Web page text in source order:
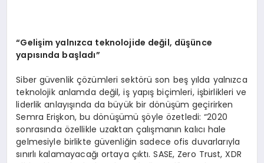
“Gelişim yalnızca teknolojide değil, düşünce
yapısında başladı”
Siber güvenlik çözümleri sektörü son beş yılda yalnızca
teknolojik anlamda değil, iş yapış biçimleri, işbirlikleri ve
liderlik anlayışında da büyük bir dönüşüm geçirirken
Semra Erişkon, bu dönüşümü şöyle özetledi: “2020
sonrasında özellikle uzaktan çalışmanın kalıcı hale
gelmesiyle birlikte güvenliğin sadece ofis duvarlarıyla
sınırlı kalamayacağı ortaya çıktı. SASE, Zero Trust, XDR